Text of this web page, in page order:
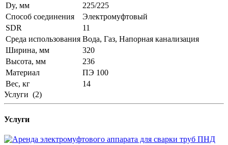
Dy, мм
225/225
Способ соединения
Электромуфтовый
SDR
11
Среда использования Вода, Газ, Напорная канализация
Ширина, мм
320
Высота, мм
236
Материал
ПЭ 100
Вес, кг
14
Услуги (2)
Услуги